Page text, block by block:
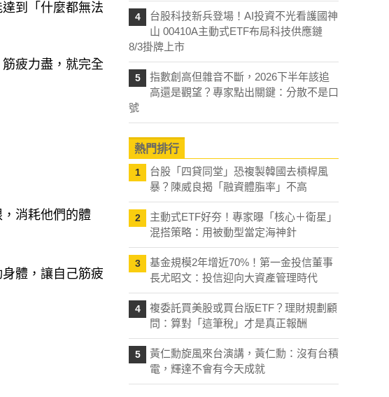
到「什麼都無法
疲力盡，就完全
消耗他們的體
體，讓自己筋疲
4
台股科技新兵登場！AI投資不光看護國神
山 00410A主動式ETF布局科技供應鏈
8/3掛牌上市
5
指數創高但雜音不斷，2026下半年該追
高還是觀望？專家點出關鍵：分散不是口
號
熱門排行
1
台股「四貸同堂」恐複製韓國去槓桿風
暴？陳威良揭「融資體脂率」不高
2
主動式ETF好夯！專家曝「核心＋衛星」
混搭策略：用被動型當定海神針
3
基金規模2年增近70%！第一金投信董事
長尤昭文：投信迎向大資產管理時代
4
複委託買美股或買台版ETF？理財規劃顧
問：算對「這筆稅」才是真正報酬
5
黃仁勳旋風來台演講，黃仁勳：沒有台積
電，輝達不會有今天成就